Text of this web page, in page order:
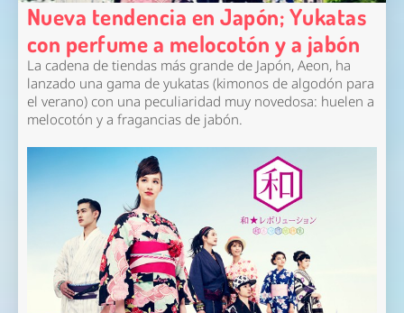
Nueva tendencia en Japón; Yukatas
con perfume a melocotón y a jabón
La cadena de tiendas más grande de Japón, Aeon, ha
lanzado una gama de yukatas (kimonos de algodón para
el verano) con una peculiaridad muy novedosa: huelen a
melocotón y a fragancias de jabón.